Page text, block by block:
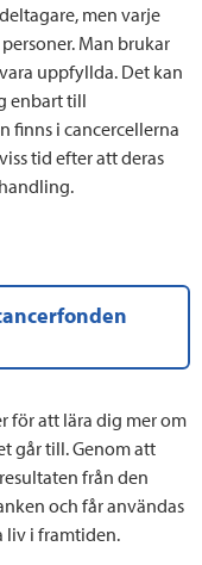
men varje
Man brukar
uppfyllda. Det kan
enbart till
finns i cancercellerna
tid efter att deras
för att lära dig mer om
går till. Genom att
från den
och får användas
liv i framtiden.